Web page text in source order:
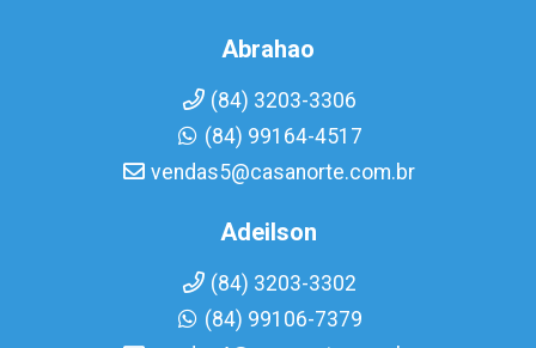
Abrahao
(84) 3203-3306
(84) 99164-4517
vendas5@casanorte.com.br
Adeilson
(84) 3203-3302
(84) 99106-7379